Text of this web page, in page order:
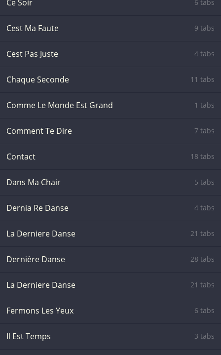
Ce Soir 6 tabs
Cest Ma Faute 9 tabs
Cest Pas Juste 4 tabs
Chaque Seconde 11 tabs
Comme Le Monde Est Grand 1 tabs
Comment Te Dire 7 tabs
Contact 18 tabs
Dans Ma Chair 5 tabs
Dernia Re Danse 4 tabs
La Derniere Danse 21 tabs
Dernière Danse 28 tabs
La Derniere Danse 21 tabs
Fermons Les Yeux 6 tabs
Il Est Temps 3 tabs